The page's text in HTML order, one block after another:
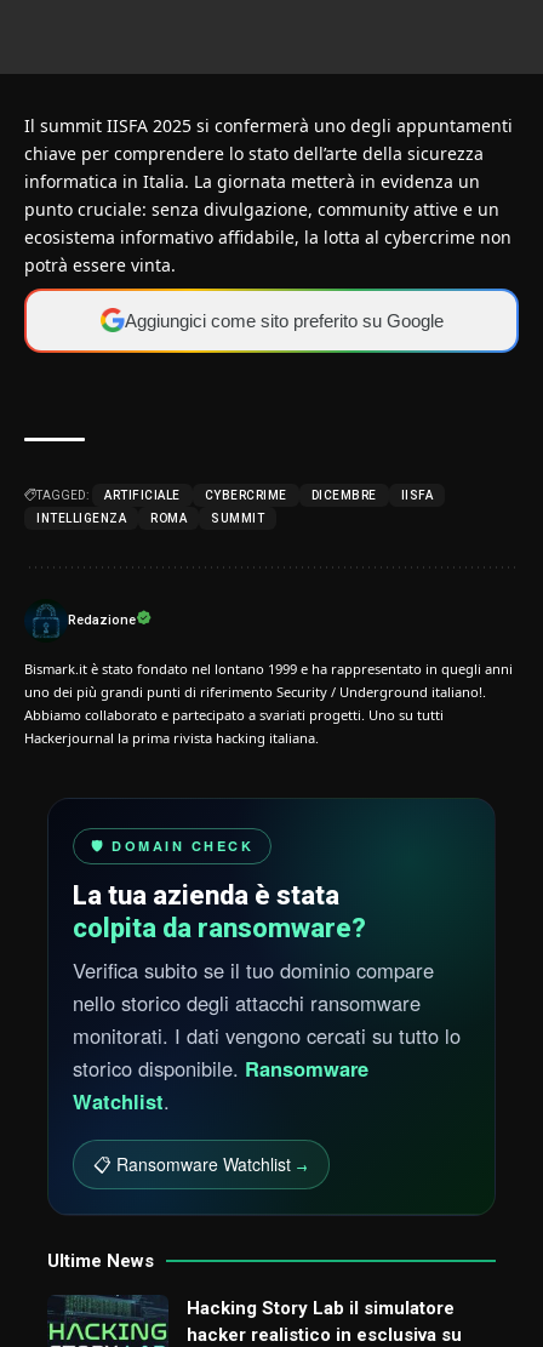
Il summit IISFA 2025 si confermerà uno degli appuntamenti
chiave per comprendere lo stato dell’arte della sicurezza
informatica in Italia. La giornata metterà in evidenza un
punto cruciale: senza divulgazione, community attive e un
ecosistema informativo affidabile, la lotta al cybercrime non
potrà essere vinta.
Aggiungici come sito preferito su Google
TAGGED: ARTIFICIALE CYBERCRIME DICEMBRE
IISFA
INTELLIGENZA
ROMA SUMMIT
Redazione
Bismark.it è stato fondato nel lontano 1999 e ha rappresentato in quegli anni
uno dei più grandi punti di riferimento Security / Underground italiano!.
Abbiamo collaborato e partecipato a svariati progetti. Uno su tutti
Hackerjournal la prima rivista hacking italiana.
🛡️ DOMAIN CHECK
La tua azienda è stata
colpita da ransomware?
Verifica subito se il tuo dominio compare
nello storico degli attacchi ransomware
monitorati. I dati vengono cercati su tutto lo
storico disponibile. Ransomware
Watchlist.
📋 Ransomware Watchlist →
Ultime News
Hacking Story Lab il simulatore
hacker realistico in esclusiva su